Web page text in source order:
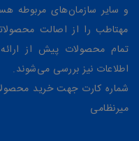
و سایر سازمان‌های مربوطه
مهتاطب را از اصالت
تمام محصولات پیش از
اطلاعات نیز بررسی می‌شوند.
میرنظامی